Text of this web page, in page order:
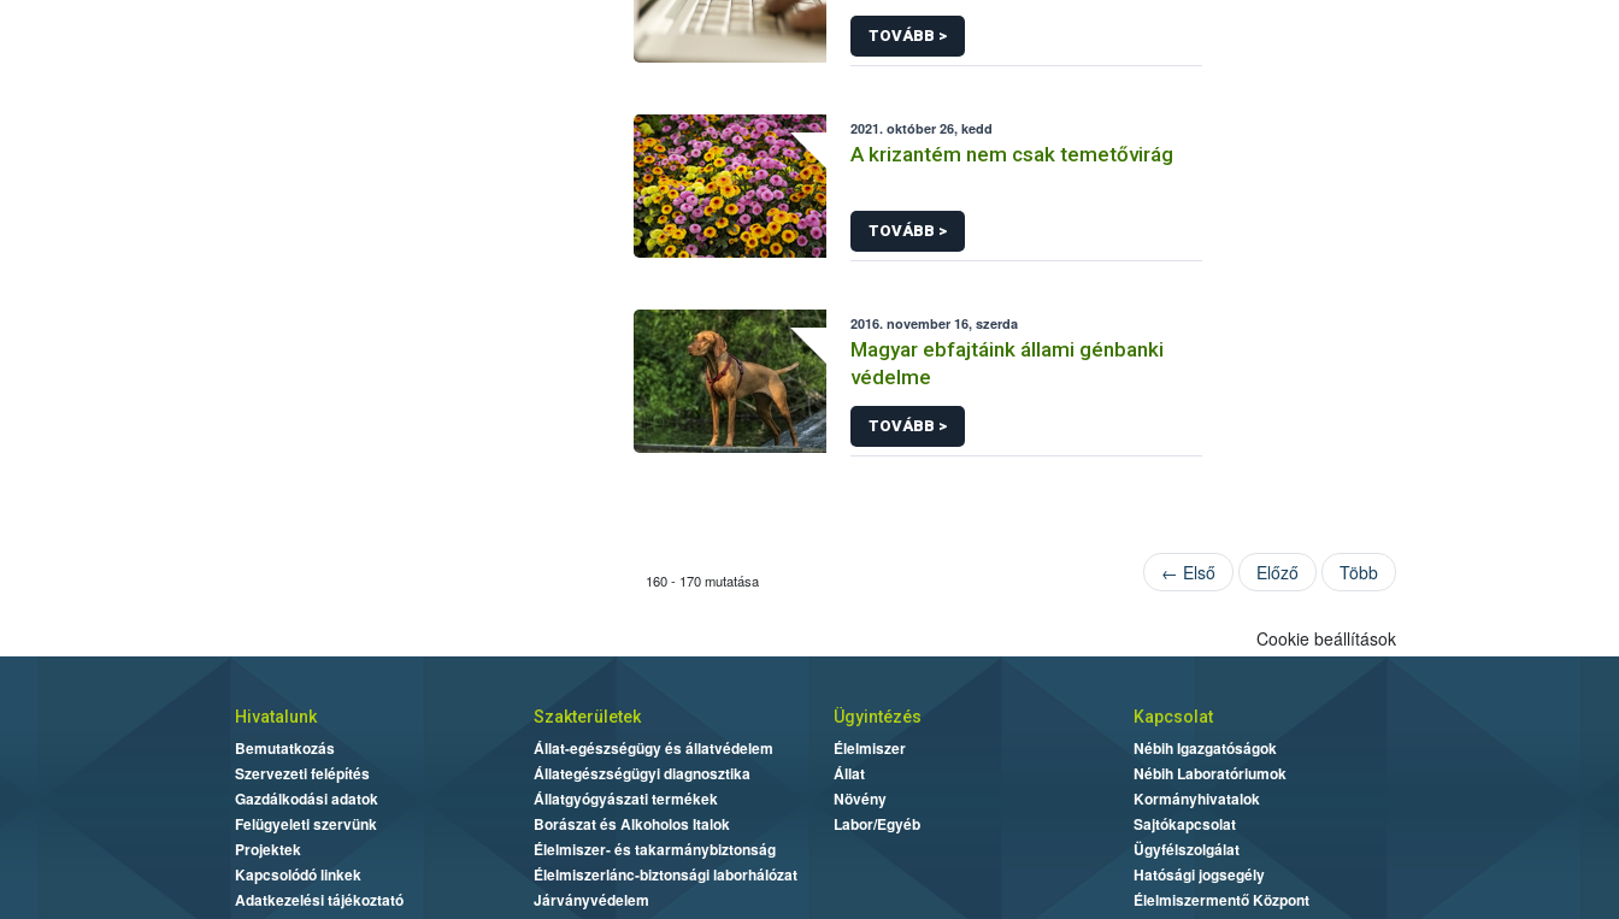
TOVÁBB >
2021. október 26, kedd
A krizantém nem csak temetővirág
TOVÁBB >
2016. november 16, szerda
Magyar ebfajtáink állami génbanki
védelme
TOVÁBB >
160 - 170 mutatása ← Első Előző Több
Cookie beállítások
Hivatalunk
Bemutatkozás
Szervezeti felépítés
Gazdálkodási adatok
Felügyeleti szervünk
Projektek
Kapcsolódó linkek
Adatkezelési tájékoztató
Szakterületek
Állat-egészségügy és állatvédelem
Állategészségügyi diagnosztika
Állatgyógyászati termékek
Borászat és Alkoholos Italok
Élelmiszer- és takarmánybiztonság
Élelmiszerlánc-biztonsági laborhálózat
Járványvédelem
Ügyintézés
Élelmiszer
Állat
Növény
Labor/Egyéb
Kapcsolat
Nébih Igazgatóságok
Nébih Laboratóriumok
Kormányhivatalok
Sajtókapcsolat
Ügyfélszolgálat
Hatósági jogsegély
Élelmiszermentő Központ